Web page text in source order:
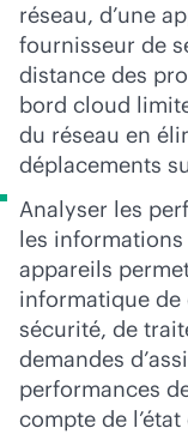
réseau, d’une
fournisseur de
distance des
bord cloud
du réseau en
déplacements
Analyser les
les
appareils
informatique de
sécurité, de
demandes
performances
compte de